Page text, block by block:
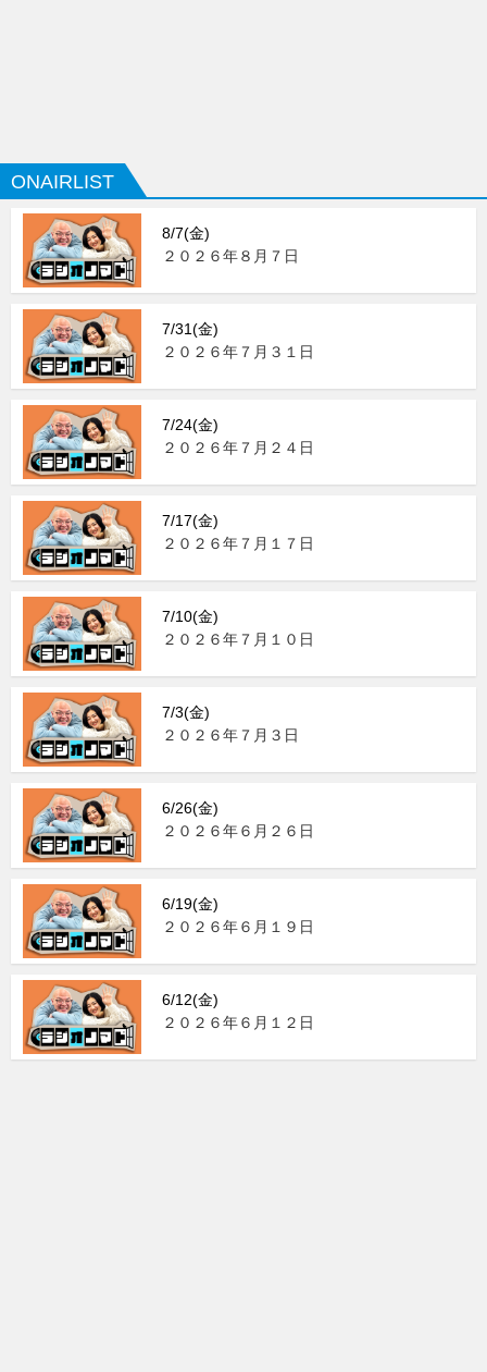
ONAIRLIST
8/7(金)
２０２６年８月７日
7/31(金)
２０２６年７月３１日
7/24(金)
２０２６年７月２４日
7/17(金)
２０２６年７月１７日
7/10(金)
２０２６年７月１０日
7/3(金)
２０２６年７月３日
6/26(金)
２０２６年６月２６日
6/19(金)
２０２６年６月１９日
6/12(金)
２０２６年６月１２日